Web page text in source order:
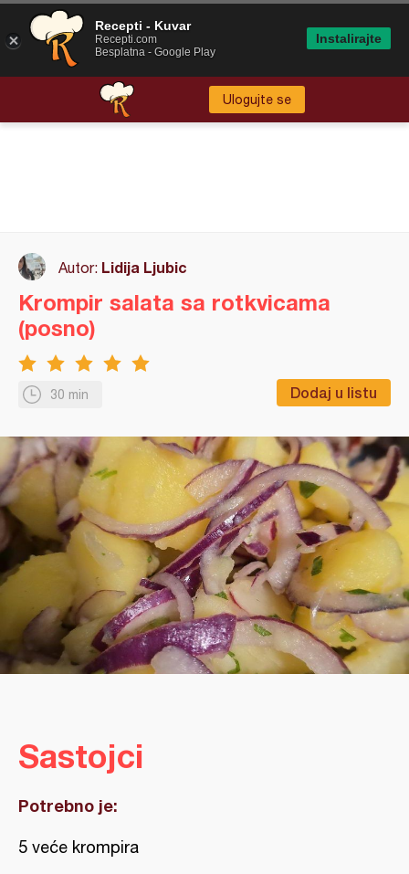
Ulogujte se
Autor: Lidija Ljubic
30 min Dodaj u listu
Krompir salata sa rotkvicama
(posno)
Sastojci
Potrebno je:
5 veće krompira
Recepti - Kuvar
Recepti.com
Besplatna - Google Play
Instalirajte